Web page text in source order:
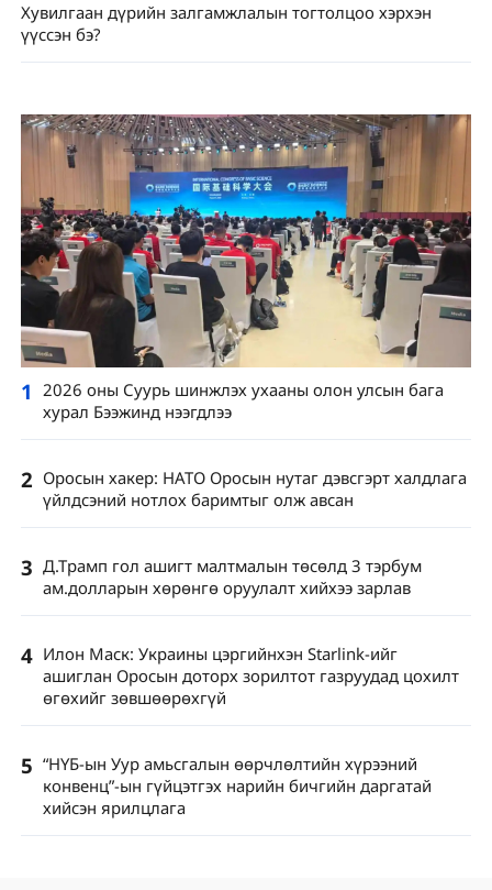
Хувилгаан дүрийн залгамжлалын тогтолцоо хэрхэн
үүссэн бэ?
1
2026 оны Суурь шинжлэх ухааны олон улсын бага
хурал Бээжинд нээгдлээ
2 Оросын хакер: НАТО Оросын нутаг дэвсгэрт халдлага
үйлдсэний нотлох баримтыг олж авсан
3 Д.Трамп гол ашигт малтмалын төсөлд 3 тэрбум
ам.долларын хөрөнгө оруулалт хийхээ зарлав
4 Илон Маск: Украины цэргийнхэн Starlink-ийг
ашиглан Оросын доторх зорилтот газруудад цохилт
өгөхийг зөвшөөрөхгүй
5 “НҮБ-ын Уур амьсгалын өөрчлөлтийн хүрээний
конвенц”-ын гүйцэтгэх нарийн бичгийн даргатай
хийсэн ярилцлага